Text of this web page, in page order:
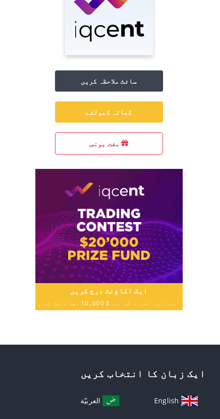
سائٹ ملاحظہ کریں
کھاتہ کھولئے
مفت بونس
ایک اکاؤنٹ درج کریں
ابتدائیہ افراد کے لئے $ 10،000 مفت حاصل کریں
ایک زبان کا انتخاب کریں
English العربيّة